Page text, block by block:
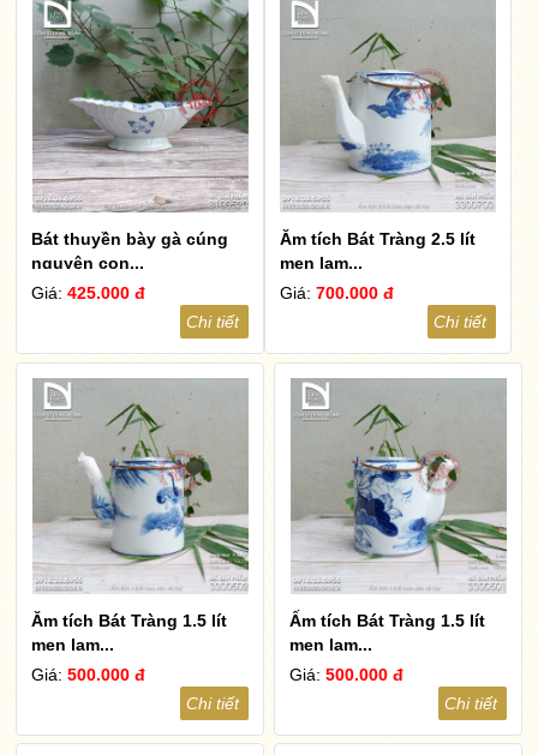
Bát thuyền bày gà cúng
nguyên con...
Giá:425.000 đ
Chi tiết
Ăm tích Bát Tràng 2.5 lít
men lam...
Giá: 700.000 đ
Chi tiết
Ăm tích Bát Tràng 1.5 lít
men lam...
Giá:500.000 đ
Chi tiết
Ấm tích Bát Tràng 1.5 lít
men lam...
Giá:500.000 đ
Chi tiết